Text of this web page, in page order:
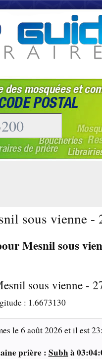
sous vienne -
Mesnil sous
sous vienne -
: 1.6673130
le6 août 2026 et il est
prière : Subhà